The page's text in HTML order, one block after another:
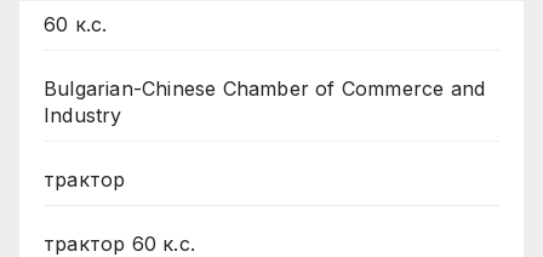
60 к.с.
Bulgarian-Chinese Chamber of Commerce and
Industry
трактор
трактор 60 к.с.